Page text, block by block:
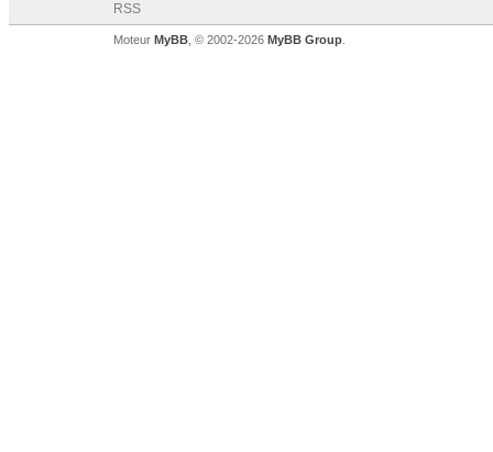
RSS
Moteur MyBB , © 2002-2026 MyBB Group